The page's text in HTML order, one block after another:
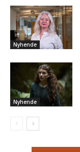
Nyhende
Nyhende